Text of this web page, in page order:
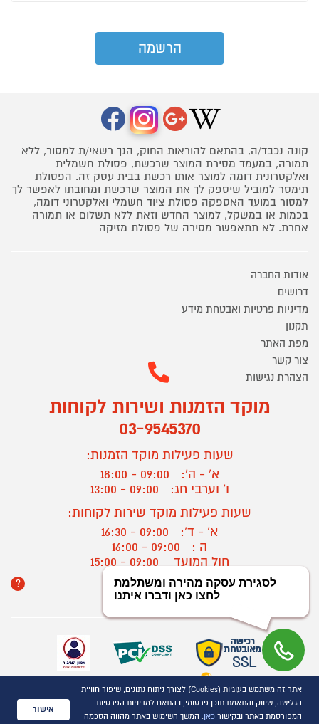
קונה נכבד/ה, בהתאם להוראות החוק, הנך רשאי/ת למסור, ללא
תמורה, במעמד מסירת המוצר שרכשת, פסולת חשמלית
ואלקטרונית דומה למוצר אותו רכשת בבית עסק זה. הפסולת
תימסר למוביל שיספק לך את המוצר שרכשת ומחובתו לאפשר לך
למסור במועד האספקה פסולת ציוד חשמלי ואלקטרוני דומה,
בכמות או במשקל, למוצר החדש וזאת ללא תשלום או תמורה
אחרת. לא תתאפשר מסירה של פסולת מזיקה
אודות החברה
דרושים
מדיניות פרטיות ואבטחת מידע
תקנון
מפת האתר
צור קשר
הצהרת נגישות
מוקד הזמנות ושירות לקוחות
03-9545370
שעות פעילות מוקד הזמנות:
א' - ה':
09:00 - 18:00
ו' וערבי חג:
09:00 - 13:00
שעות פעילות מוקד שירות לקוחות:
א' - ד':
09:00 - 16:30
ה :
09:00 - 16:00
חול המועד
? יצירת קשר/ביטול הזמנה
כל הזכויות שמורות P1000© 2021
התמונות להמחשה בלבד
ט.ל.ח.
אתר זה משתמש בעוגיות (Cookies) לצורך ניתוח נתונים, שיפור חוויית
הגלישה, שיווק והתאמת תוכן פרסומי, בהתאם למדיניות הפרטיות
המפורסמת באתר ובקישור כאן. המשך השימוש באתר מהווה הסכמה
אישור